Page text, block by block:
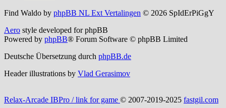
Find Waldo by phpBB NL Ext Vertalingen © 2026 SpIdErPiGgY
Aero style developed for phpBB
Powered by phpBB® Forum Software © phpBB Limited
Deutsche Übersetzung durch phpBB.de
Header illustrations by Vlad Gerasimov
Relax-Arcade IBPro / link for game © 2007-2019-2025 fastgil.com